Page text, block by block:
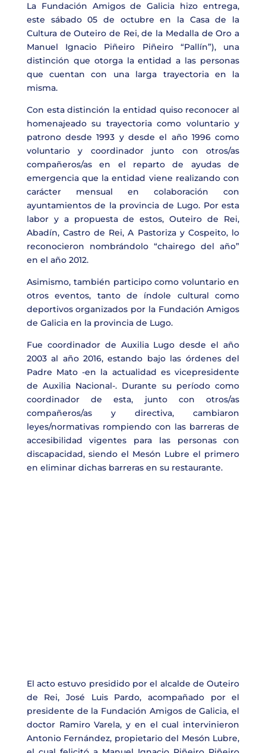
La Fundación Amigos de Galicia hizo entrega,
este sábado 05 de octubre en la Casa de la
Cultura de Outeiro de Rei, de la Medalla de Oro a
Manuel Ignacio Piñeiro Piñeiro “Pallín”), una
distinción que otorga la entidad a las personas
que cuentan con una larga trayectoria en la
misma.
Con esta distinción la entidad quiso reconocer al
homenajeado su trayectoria como voluntario y
patrono desde 1993 y desde el año 1996 como
voluntario y coordinador junto con otros/as
compañeros/as en el reparto de ayudas de
emergencia que la entidad viene realizando con
carácter mensual en colaboración con
ayuntamientos de la provincia de Lugo. Por esta
labor y a propuesta de estos, Outeiro de Rei,
Abadín, Castro de Rei, A Pastoriza y Cospeito, lo
reconocieron nombrándolo “chairego del año”
en el año 2012.
Asimismo, también participo como voluntario en
otros eventos, tanto de índole cultural como
deportivos organizados por la Fundación Amigos
de Galicia en la provincia de Lugo.
Fue coordinador de Auxilia Lugo desde el año
2003 al año 2016, estando bajo las órdenes del
Padre Mato -en la actualidad es vicepresidente
de Auxilia Nacional-. Durante su período como
coordinador de esta, junto con otros/as
compañeros/as y directiva, cambiaron
leyes/normativas rompiendo con las barreras de
accesibilidad vigentes para las personas con
discapacidad, siendo el Mesón Lubre el primero
en eliminar dichas barreras en su restaurante.
El acto estuvo presidido por el alcalde de Outeiro
de Rei, José Luis Pardo, acompañado por el
presidente de la Fundación Amigos de Galicia, el
doctor Ramiro Varela, y en el cual intervinieron
Antonio Fernández, propietario del Mesón Lubre,